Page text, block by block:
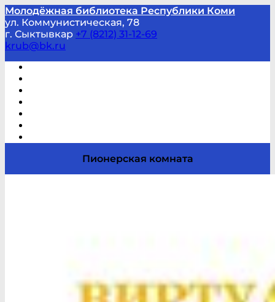
Молодёжная библиотека Республики Коми
ул. Коммунистическая, 78
г. Сыктывкар +7 (8212) 31-12-69
krub@bk.ru
Пионерская комната